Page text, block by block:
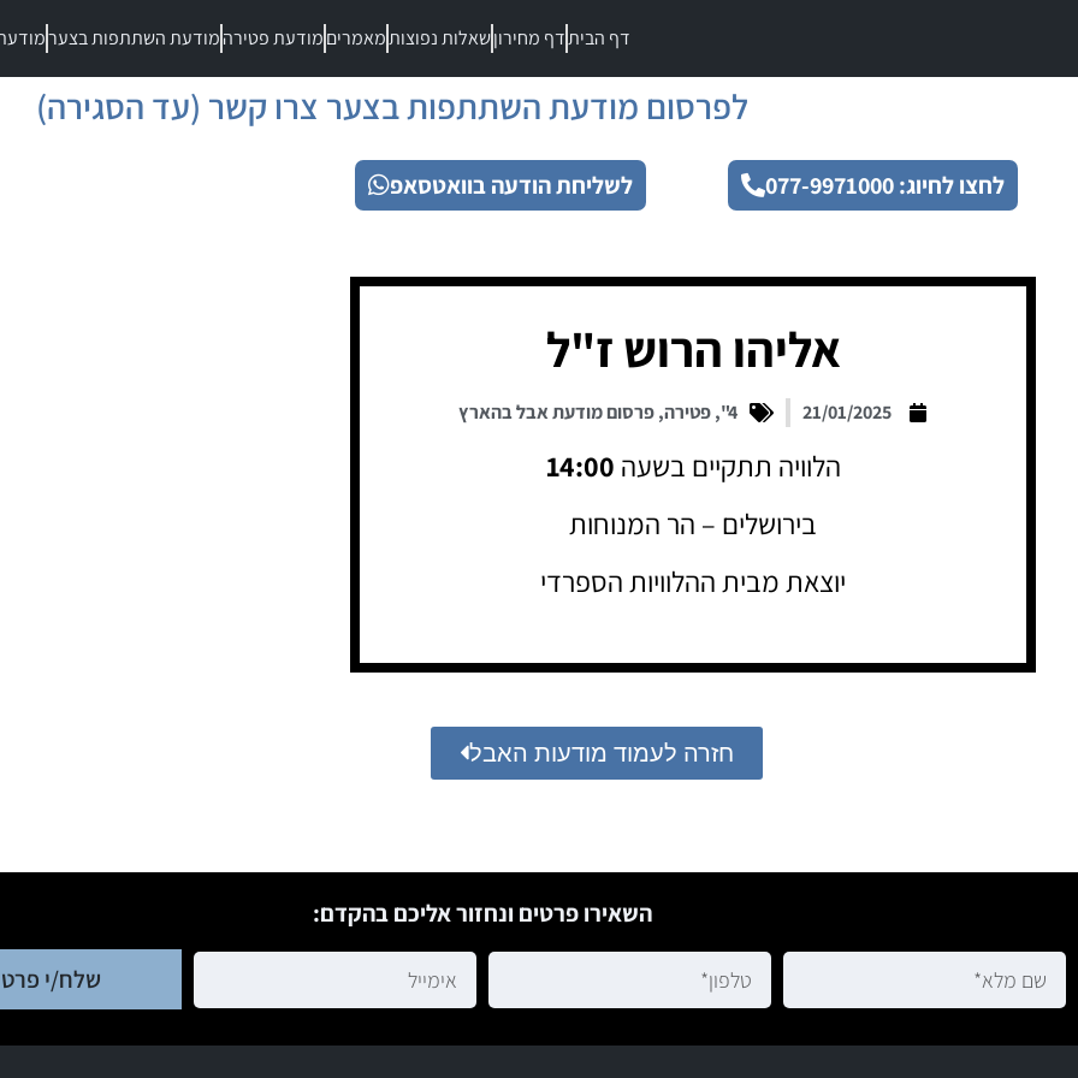
דף הביתדף מחירוןשאלות נפוצותמאמריםמודעת פטירהמודעת השתתפות בצער
לפרסום מודעת השתתפות בצער צרו קשר (עד הסגירה)
לחצו לחיוג: 077-9971000 לשליחת הודעה בוואטסאפ
אליהו הרוש ז"ל
21/01/2025
4"
,פטירה,פרסום מודעת אבל בהארץ
הלוויה תתקיים בשעה 14:00
בירושלים – הר המנוחות
יוצאת מבית ההלוויות הספרדי
חזרה לעמוד מודעות האבל
השאירו פרטים ונחזור אליכם בהקדם:
שלח/י